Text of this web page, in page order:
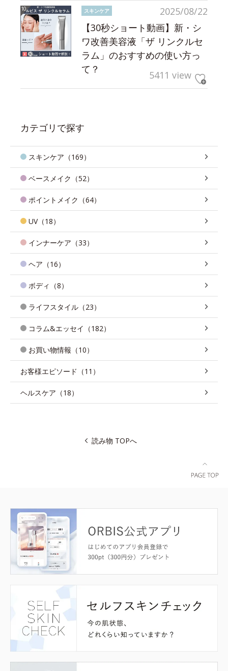
2025/08/22
スキンケア
【30秒ショート動画】新・シ
ワ改善美容液「ザ リンクルセ
ラム」のおすすめの使い方っ
て？
5411 view
カテゴリで探す
スキンケア（169）
ベースメイク（52）
ポイントメイク（64）
UV（18）
インナーケア（33）
ヘア（16）
ボディ（8）
ライフスタイル（23）
コラム&エッセイ（182）
お買い物情報（10）
お客様エピソード（11）
ヘルスケア（18）
読み物 TOPへ